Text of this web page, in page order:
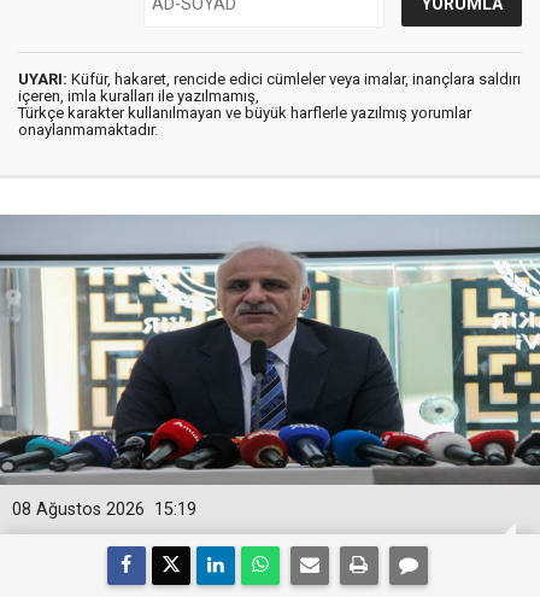
UYARI: Küfür, hakaret, rencide edici cümleler veya imalar, inançlara saldırı
içeren, imla kuralları ile yazılmamış,
Türkçe karakter kullanılmayan ve büyük harflerle yazılmış yorumlar
onaylanmamaktadır.
15:19
08 Ağustos 2026